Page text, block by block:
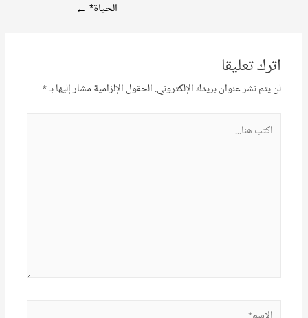
الحياة* ←
اترك تعليقا
لن يتم نشر عنوان بريدك الإلكتروني. الحقول الإلزامية مشار إليها بـ*
الاسم*